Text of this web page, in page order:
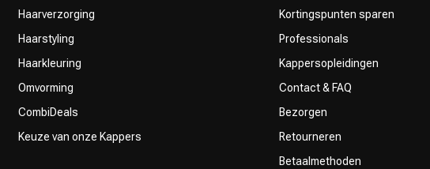
Haarverzorging
Haarstyling
Haarkleuring
Omvorming
CombiDeals
Keuze van onze Kappers
Kortingspunten sparen
Professionals
Kappersopleidingen
Contact & FAQ
Bezorgen
Retourneren
Betaalmethoden